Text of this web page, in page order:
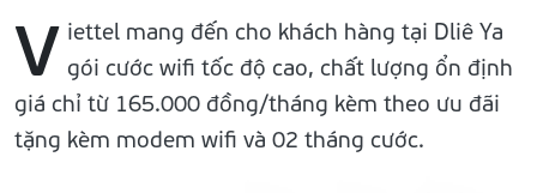
V iettel mang đến cho khách hàng tại Dliê Ya
gói cước wifi tốc độ cao, chất lượng ổn định
giá chỉ từ 165.000 đồng/tháng kèm theo ưu đãi
tặng kèm modem wifi và 02 tháng cước.